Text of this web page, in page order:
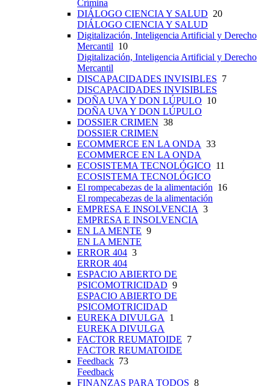
Crímina
DIÁLOGO CIENCIA Y SALUD 20
DIÁLOGO CIENCIA Y SALUD
Digitalización, Inteligencia Artificial y Derecho
Mercantil 10
Digitalización, Inteligencia Artificial y Derecho
Mercantil
DISCAPACIDADES INVISIBLES 7
DISCAPACIDADES INVISIBLES
DOÑA UVA Y DON LÚPULO 10
DOÑA UVA Y DON LÚPULO
DOSSIER CRIMEN 38
DOSSIER CRIMEN
ECOMMERCE EN LA ONDA 33
ECOMMERCE EN LA ONDA
ECOSISTEMA TECNOLÓGICO 11
ECOSISTEMA TECNOLÓGICO
El rompecabezas de la alimentación 16
El rompecabezas de la alimentación
EMPRESA E INSOLVENCIA 3
EMPRESA E INSOLVENCIA
EN LA MENTE 9
EN LA MENTE
ERROR 404 3
ERROR 404
ESPACIO ABIERTO DE
PSICOMOTRICIDAD 9
ESPACIO ABIERTO DE
PSICOMOTRICIDAD
EUREKA DIVULGA 1
EUREKA DIVULGA
FACTOR REUMATOIDE 7
FACTOR REUMATOIDE
Feedback 73
Feedback
FINANZAS PARA TODOS 8